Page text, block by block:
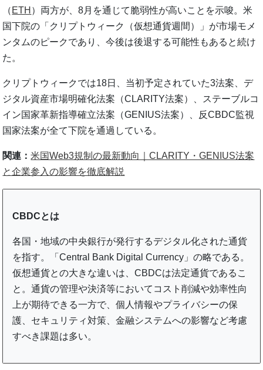
（ ETH ）両方が、8月を通じて脆弱性が高いことを示唆。米
国下院の「クリプトウィーク（仮想通貨週間）」が市場モメ
ンタムのピークであり、今後は後退する可能性もあると続け
た。
クリプトウィークでは18日、当初予定されていた3法案、デ
ジタル資産市場明確化法案（CLARITY法案）、ステーブルコ
イン国家革新指導確立法案（GENIUS法案）、反CBDC監視
国家法案が全て下院を通過している。
関連：米国Web3規制の最新動向｜CLARITY・GENIUS法案
と企業参入の影響を徹底解説
CBDCとは
各国・地域の中央銀行が発行するデジタル化された通貨
を指す。「Central Bank Digital Currency」の略である。
仮想通貨との大きな違いは、CBDCは法定通貨であるこ
と。通貨の管理や決済等においてコスト削減や効率性向
上が期待できる一方で、個人情報やプライバシーの保
護、セキュリティ対策、金融システムへの影響など考慮
すべき課題は多い。